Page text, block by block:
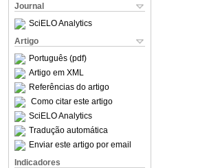
Journal
SciELO Analytics
Artigo
Português (pdf)
Artigo em XML
Referências do artigo
Como citar este artigo
SciELO Analytics
Tradução automática
Enviar este artigo por email
Indicadores